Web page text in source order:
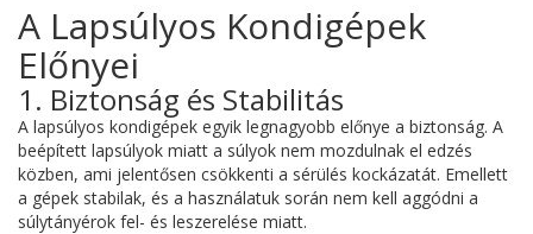
A Lapsúlyos Kondigépek
Előnyei
1. Biztonság és Stabilitás
A lapsúlyos kondigépek egyik legnagyobb előnye a biztonság. A
beépített lapsúlyok miatt a súlyok nem mozdulnak el edzés
közben, ami jelentősen csökkenti a sérülés kockázatát. Emellett
a gépek stabilak, és a használatuk során nem kell aggódni a
súlytányérok fel- és leszerelése miatt.